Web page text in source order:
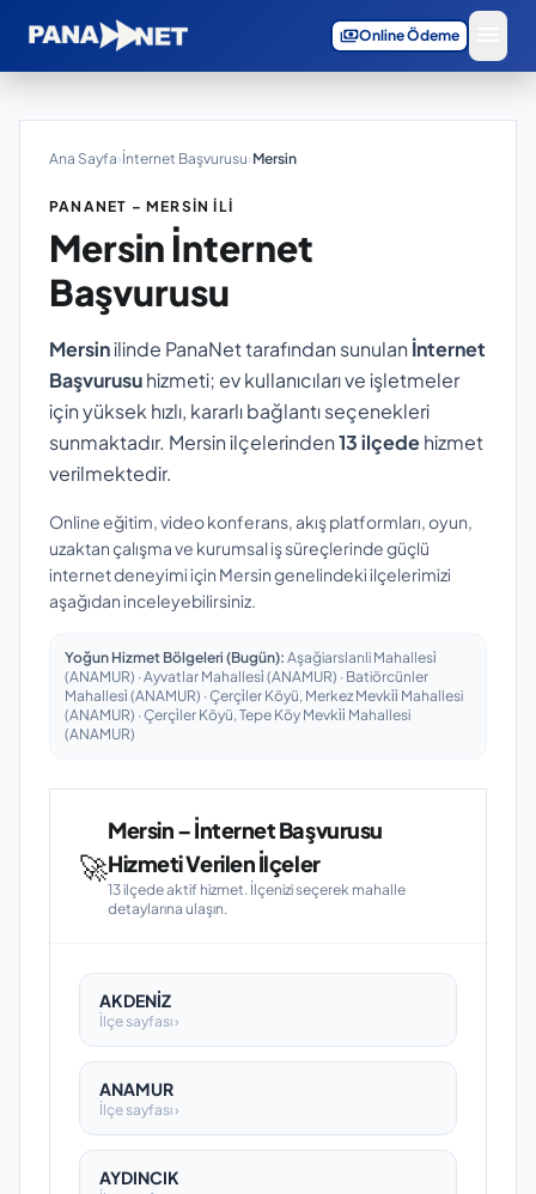
paymentsOnline Ödeme
Ana Sayfa›İnternet Başvurusu›Mersin
PANANET – MERSIN İLI
Mersin İnternet
Başvurusu
Mersinilinde PanaNet tarafından sunulan İnternet
Başvurusuhizmeti; ev kullanıcıları ve işletmeler
için yüksek hızlı, kararlı bağlantı seçenekleri
sunmaktadır. Mersin ilçelerinden13 ilçedehizmet
verilmektedir.
Online eğitim, video konferans, akış platformları, oyun,
uzaktan çalışma ve kurumsal iş süreçlerinde güçlü
internet deneyimi için Mersin genelindeki ilçelerimizi
aşağıdan inceleyebilirsiniz.
Yoğun Hizmet Bölgeleri (Bugün): Aşağiarslanli Mahallesi̇
(ANAMUR) · Ayvatlar Mahallesi̇ (ANAMUR) · Batiörcünler
Mahallesi̇ (ANAMUR) · Çerçi̇ler Köyü, Merkez Mevki̇i̇ Mahallesi
(ANAMUR) · Çerçi̇ler Köyü, Tepe Köy Mevki̇i̇ Mahallesi
(ANAMUR)
🚀
Mersin – İnternet Başvurusu
Hizmeti Verilen İlçeler
13 ilçede aktif hizmet. İlçenizi seçerek mahalle
detaylarına ulaşın.
AKDENİZ
İlçe sayfası ›
ANAMUR
İlçe sayfası ›
AYDINCIK